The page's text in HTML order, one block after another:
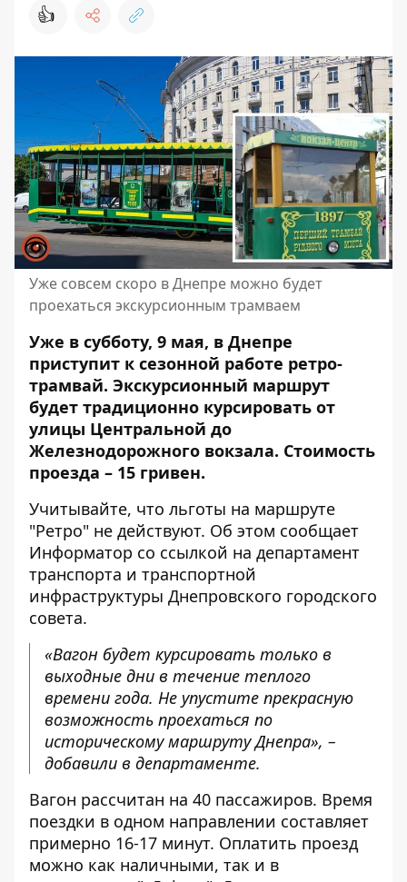
👍
Уже совсем скоро в Днепре можно будет
проехаться экскурсионным трамваем
Уже в субботу, 9 мая, в Днепре
приступит к сезонной работе ретро-
трамвай. Экскурсионный маршрут
будет традиционно курсировать от
улицы Центральной до
Железнодорожного вокзала. Стоимость
проезда – 15 гривен.
Учитывайте, что льготы на маршруте
"Ретро" не действуют. Об этом сообщает
Информатор со ссылкой на департамент
транспорта и транспортной
инфраструктуры Днепровского городского
совета.
«Вагон будет курсировать только в
выходные дни в течение теплого
времени года. Не упустите прекрасную
возможность проехаться по
историческому маршруту Днепра», –
добавили в департаменте.
Вагон рассчитан на 40 пассажиров. Время
поездки в одном направлении составляет
примерно 16-17 минут. Оплатить проезд
можно как наличными, так и в